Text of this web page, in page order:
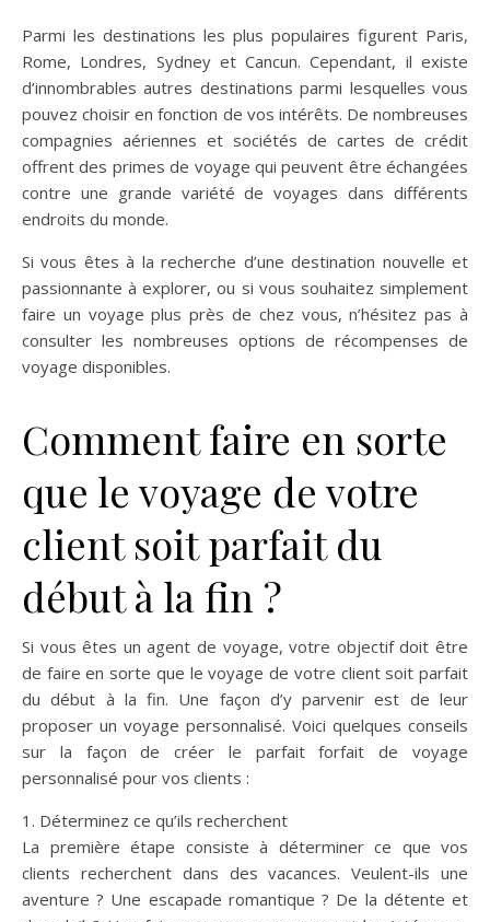
Parmi les destinations les plus populaires figurent Paris,
Rome, Londres, Sydney et Cancun. Cependant, il existe
d’innombrables autres destinations parmi lesquelles vous
pouvez choisir en fonction de vos intérêts. De nombreuses
compagnies aériennes et sociétés de cartes de crédit
offrent des primes de voyage qui peuvent être échangées
contre une grande variété de voyages dans différents
endroits du monde.
Si vous êtes à la recherche d’une destination nouvelle et
passionnante à explorer, ou si vous souhaitez simplement
faire un voyage plus près de chez vous, n’hésitez pas à
consulter les nombreuses options de récompenses de
voyage disponibles.
Comment faire en sorte
que le voyage de votre
client soit parfait du
début à la fin ?
Si vous êtes un agent de voyage, votre objectif doit être
de faire en sorte que le voyage de votre client soit parfait
du début à la fin. Une façon d’y parvenir est de leur
proposer un voyage personnalisé. Voici quelques conseils
sur la façon de créer le parfait forfait de voyage
personnalisé pour vos clients :
1. Déterminez ce qu’ils recherchent
La première étape consiste à déterminer ce que vos
clients recherchent dans des vacances. Veulent-ils une
aventure ? Une escapade romantique ? De la détente et